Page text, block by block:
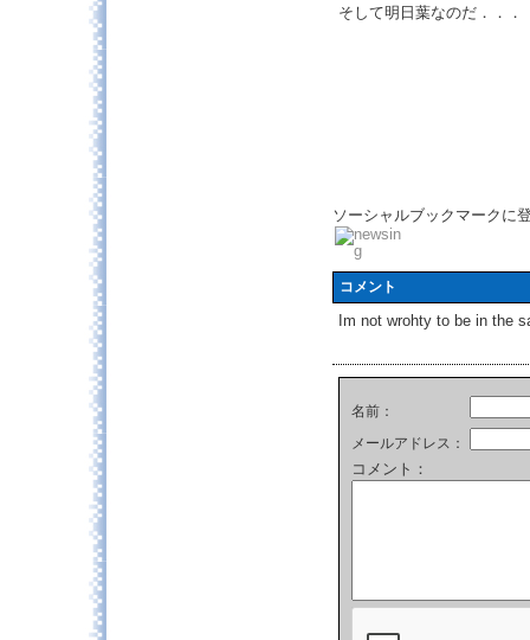
そして明日葉なのだ．．
ソーシャルブックマークに
コメント
Im not wrohty to be in the
名前：
メールアドレス：
コメント：